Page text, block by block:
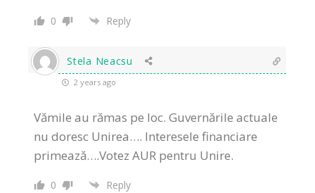
0 Reply
Stela Neacsu
2 years ago
Vămile au rămas pe loc. Guvernările actuale
nu doresc Unirea…. Interesele financiare
primează….Votez AUR pentru Unire.
0 Reply